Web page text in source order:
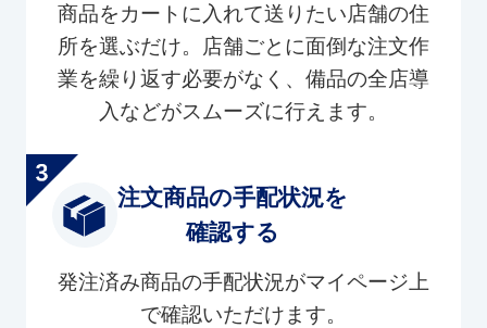
商品をカートに入れて送りたい店舗の住
所を選ぶだけ。店舗ごとに面倒な注文作
業を繰り返す必要がなく、備品の全店導
入などがスムーズに行えます。
注文商品の手配状況を
確認する
発注済み商品の手配状況がマイページ上
で確認いただけます。